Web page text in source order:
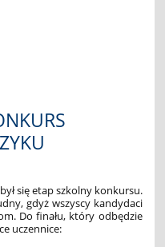
się etap szkolny konkursu.
gdyż wszyscy kandydaci
Do finału, który odbędzie
uczennice: